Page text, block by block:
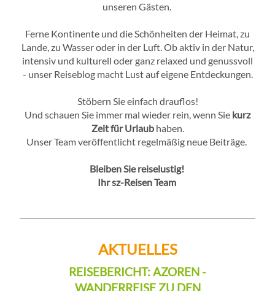
unseren Gästen.
Ferne Kontinente und die Schönheiten der Heimat, zu
Lande, zu Wasser oder in der Luft. Ob aktiv in der Natur,
intensiv und kulturell oder ganz relaxed und genussvoll
- unser Reiseblog macht Lust auf eigene Entdeckungen.
Stöbern Sie einfach drauflos!
Und schauen Sie immer mal wieder rein, wenn Sie kurz
Zeit für Urlaubhaben.
Unser Team veröffentlicht regelmäßig neue Beiträge.
Bleiben Sie reiselustig!
Ihr sz-Reisen Team
AKTUELLES
REISEBERICHT: AZOREN -
WANDERREISE ZU DEN